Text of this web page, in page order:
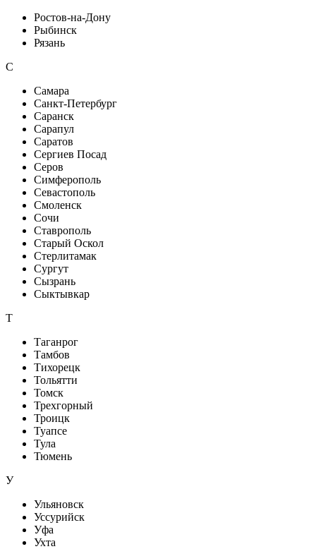
Ростов-на-Дону
Рыбинск
Рязань
С
Самара
Санкт-Петербург
Саранск
Сарапул
Саратов
Сергиев Посад
Серов
Симферополь
Севастополь
Смоленск
Сочи
Ставрополь
Старый Оскол
Стерлитамак
Сургут
Сызрань
Сыктывкар
Т
Таганрог
Тамбов
Тихорецк
Тольятти
Томск
Трехгорный
Троицк
Туапсе
Тула
Тюмень
У
Ульяновск
Уссурийск
Уфа
Ухта